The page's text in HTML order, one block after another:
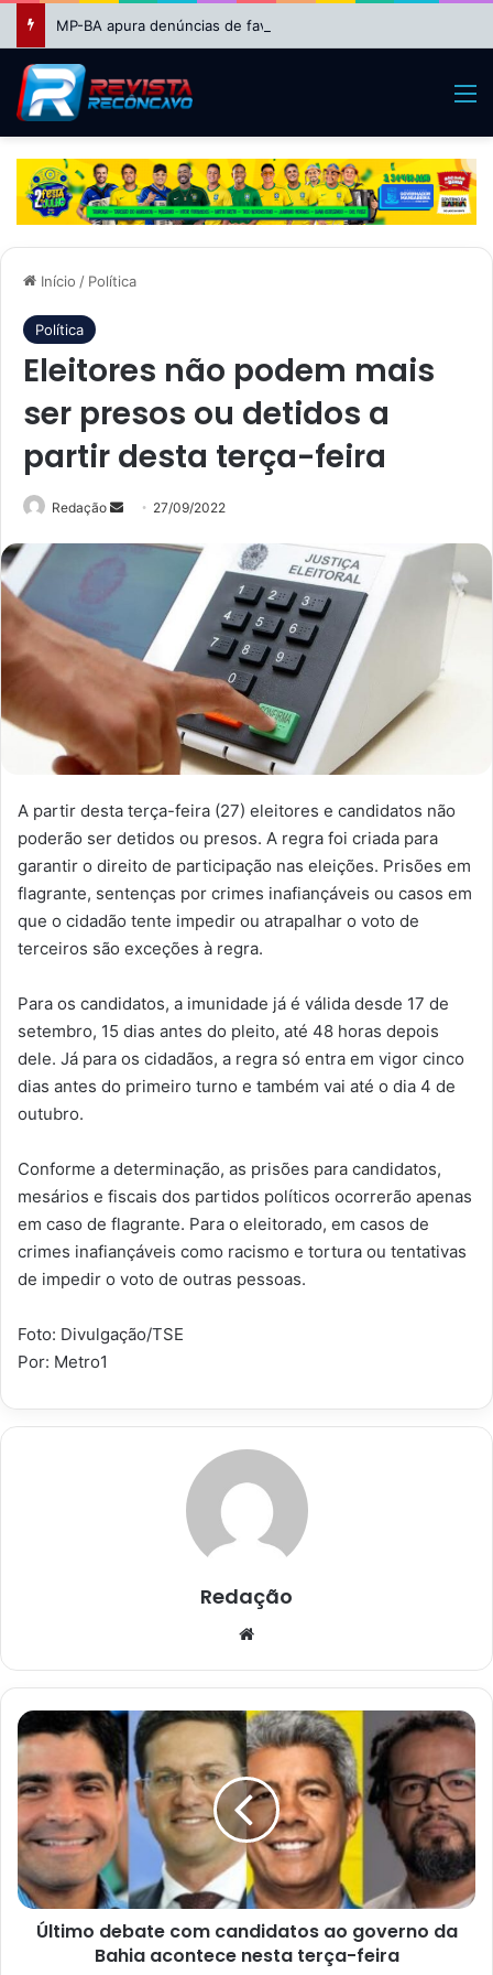
Início / Política
Política
Eleitores não podem mais
ser presos ou detidos a
partir desta terça-feira
Redação
Mande27/09/2022
A partir desta terça-feira (27) eleitores e candidatos não
poderão ser detidos ou presos. A regra foi criada para
garantir o direito de participação nas eleições. Prisões em
flagrante, sentenças por crimes inafiançáveis ou casos em
que o cidadão tente impedir ou atrapalhar o voto de
terceiros são exceções à regra.
Para os candidatos, a imunidade já é válida desde 17 de
setembro, 15 dias antes do pleito, até 48 horas depois
dele. Já para os cidadãos, a regra só entra em vigor cinco
dias antes do primeiro turno e também vai até o dia 4 de
outubro.
Conforme a determinação, as prisões para candidatos,
mesários e fiscais dos partidos políticos ocorrerão apenas
em caso de flagrante. Para o eleitorado, em casos de
crimes inafiançáveis como racismo e tortura ou tentativas
de impedir o voto de outras pessoas.
Foto: Divulgação/TSE
Por: Metro1
Redação
Último
debate
com
candidatos
ao
governo
da
Bahia
acontece
nesta
Último debate com candidatos ao governo da
Bahia acontece nesta terça-feira